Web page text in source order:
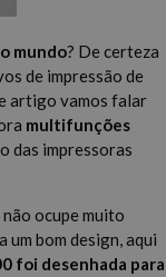
mundo? De certeza
de impressão de
artigo vamos falar
multifunções
das impressoras
ocupe muito
um bom design, aqui
foi desenhada para